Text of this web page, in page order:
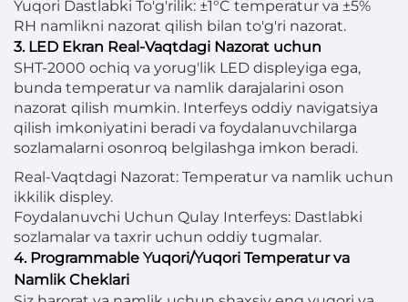
Yuqori Dastlabki To'g'rilik: ±1°C temperatur va ±5%
RH namlikni nazorat qilish bilan to'g'ri nazorat.
3. LED Ekran Real-Vaqtdagi Nazorat uchun
SHT-2000 ochiq va yorug'lik LED displeyiga ega,
bunda temperatur va namlik darajalarini oson
nazorat qilish mumkin. Interfeys oddiy navigatsiya
qilish imkoniyatini beradi va foydalanuvchilarga
sozlamalarni osonroq belgilashga imkon beradi.
Real-Vaqtdagi Nazorat: Temperatur va namlik uchun
ikkilik displey.
Foydalanuvchi Uchun Qulay Interfeys: Dastlabki
sozlamalar va taxrir uchun oddiy tugmalar.
4. Programmable Yuqori/Yuqori Temperatur va
Namlik Cheklari